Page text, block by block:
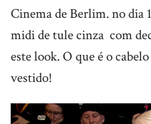
Cinema de Berlim. no dia
midi de tule cinza com
este look. O que é o
vestido!